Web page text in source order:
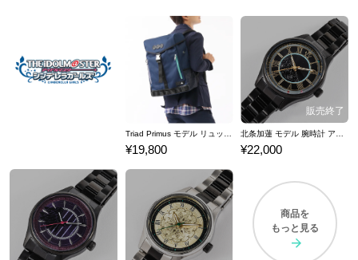
Triad Primus モデル リュック アイドルマスター シンデレラガールズ
¥19,800
北条加蓮 モデル 腕時計 アイドルマスター シンデレラガールズ
¥22,000
商品を
もっと見る